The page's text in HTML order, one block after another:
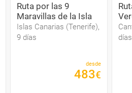
Ruta por las 9
Maravillas de la Isla
Islas Canarias (Tenerife),
9 días
desde
483€
días